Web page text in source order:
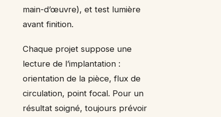
main-d’œuvre), et test lumière
avant finition.
Chaque projet suppose une
lecture de l’implantation :
orientation de la pièce, flux de
circulation, point focal. Pour un
résultat soigné, toujours prévoir